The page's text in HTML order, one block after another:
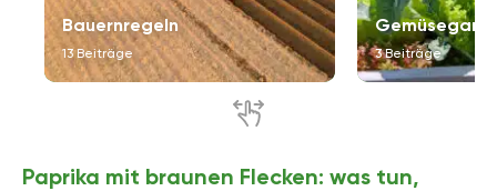
Bauernregeln
13 Beiträge 3 Beiträge
Paprika mit braunen Flecken: was tun,